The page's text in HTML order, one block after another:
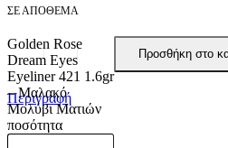
ΣΕ ΑΠΌΘΕΜΑ
Golden Rose
Dream Eyes
Eyeliner 421 1.6gr
– Μαλακό
Μολύβι Ματιών
ποσότητα
Προσθήκη στο
Περιγραφή